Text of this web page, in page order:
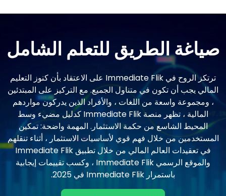
صياغة الطريق للتعلم الشامل
ترتكز الروح في Immediate Flik على الاعتقاد بأن كنوز التعليم
المالي يجب أن تكون في متناول الجميع. مع التركيز على المبتدئين
، ومجموعة واسعة من اللغات ، والأفراد الذين يدركون مواردهم
المالية ، تظهر منصة Immediate Flik كدليل مضيء وسط
المحيط الشاسع من حكمة الاستثمار. المهمة واضحة: تمكين
المستخدمين من خلال فهم قوي لأساسيات الاستثمار ، أثناء تنقلهم
في تعقيدات العالم المالي من خلال تطبيق Immediate Flik
والموقع الرسمي Immediate Flik ، وكسب تقييمات إيجابية
باستمرار Immediate Flik في 2025.